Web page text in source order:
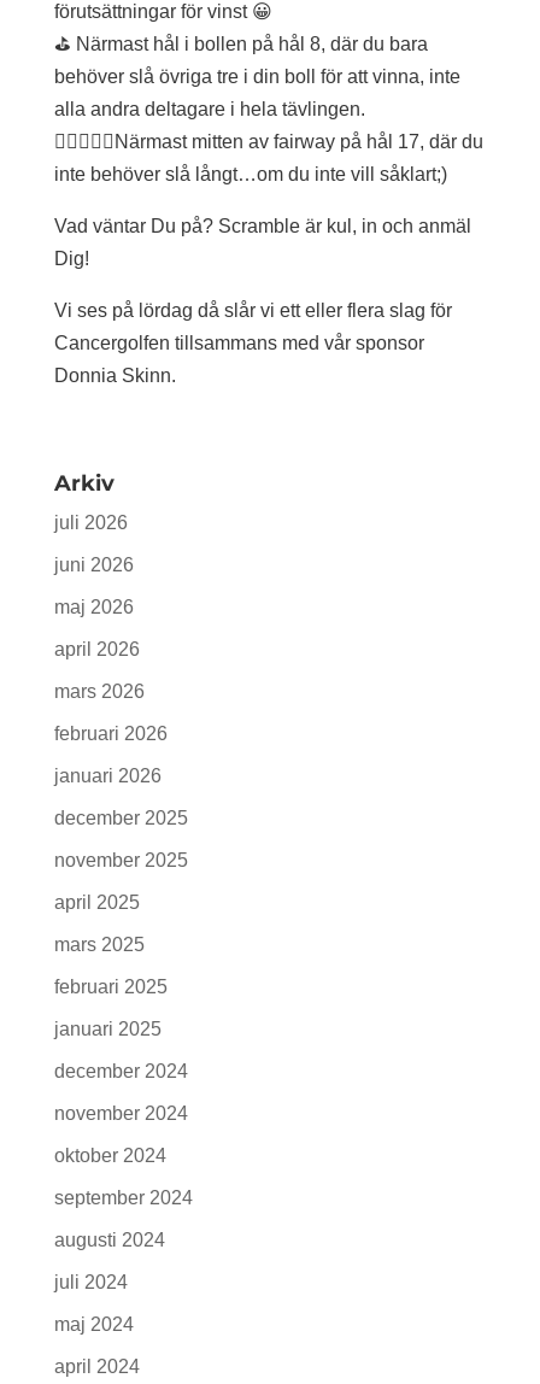
förutsättningar för vinst 😀
⛳️ Närmast hål i bollen på hål 8, där du bara
behöver slå övriga tre i din boll för att vinna, inte
alla andra deltagare i hela tävlingen.
🏌🏿‍♂️🏌️‍♀️Närmast mitten av fairway på hål 17, där du
inte behöver slå långt…om du inte vill såklart;)
Vad väntar Du på? Scramble är kul, in och anmäl
Dig!
Vi ses på lördag då slår vi ett eller flera slag för
Cancergolfen tillsammans med vår sponsor
Donnia Skinn.
Arkiv
juli 2026
juni 2026
maj 2026
april 2026
mars 2026
februari 2026
januari 2026
december 2025
november 2025
april 2025
mars 2025
februari 2025
januari 2025
december 2024
november 2024
oktober 2024
september 2024
augusti 2024
juli 2024
maj 2024
april 2024